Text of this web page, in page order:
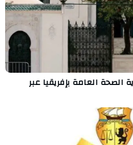
العامة بإفريقيا عبر